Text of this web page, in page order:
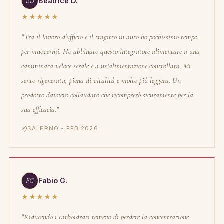
★★★★★
"Tra il lavoro d'ufficio e il tragitto in auto ho pochissimo tempo
per muovermi. Ho abbinato questo integratore alimentare a una
camminata veloce serale e a un'alimentazione controllata. Mi
sento rigenerata, piena di vitalità e molto più leggera. Un
prodotto davvero collaudato che ricomprerò sicuramente per la
sua efficacia."
SALERNO - FEB 2026
FG Fabio G.
★★★★★
"Riducendo i carboidrati temevo di perdere la concentrazione